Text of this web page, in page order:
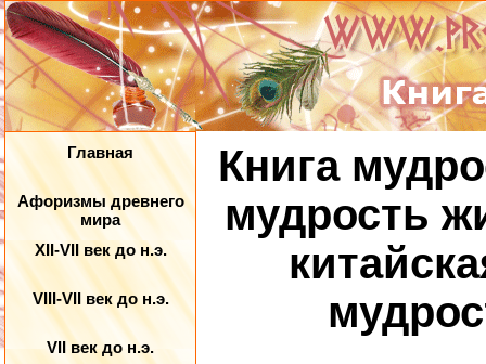
Главная
Афоризмы древнего
мира
XII-VII век до н.э.
VIII-VII век до н.э.
VII век до н.э.
Книга
мудрость